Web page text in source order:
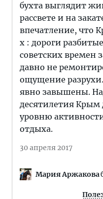
бухта выглядит
рассвете и на
впечатление, что
х : дороги
советских времен
давно не
ощущение
явно завышены.
десятилетия Крым
уровню
отдыха.
30 апреля 2017
Мария Аржакова